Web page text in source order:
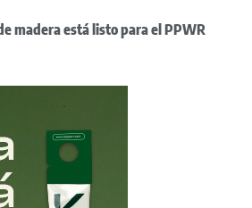
madera está listo para el PPWR